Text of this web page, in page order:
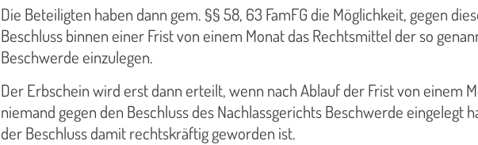
Die Beteiligten haben dann gem. §§ 58, 63 FamFG die Möglichkeit, gegen
Beschluss binnen einer Frist von einem Monat das Rechtsmittel der so
Beschwerde einzulegen.
Der Erbschein wird erst dann erteilt, wenn nach Ablauf der Frist von einem
niemand gegen den Beschluss des Nachlassgerichts Beschwerde eingelegt
der Beschluss damit rechtskräftig geworden ist.